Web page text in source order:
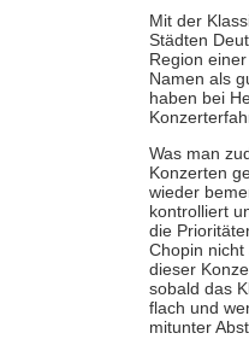
Mit der
Städten
Region
Namen als
haben bei
Was man
Konzerten
wieder
kontrolliert
die
Chopin
dieser
sobald das
flach und
mitunter